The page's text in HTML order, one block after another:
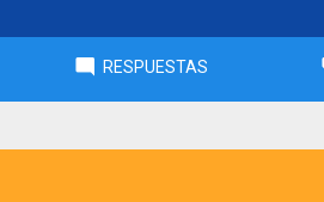
RESPUESTAS